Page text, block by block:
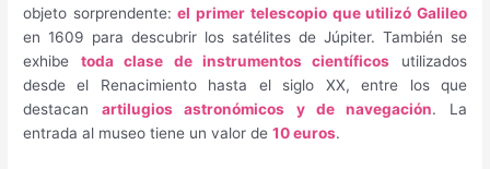
objeto sorprendente:el primer telescopio que utilizó Galileo
en 1609 para descubrir los satélites de Júpiter. También se
exhibe toda clase de instrumentos científicos utilizados
desde el Renacimiento hasta el siglo XX, entre los que
destacan artilugios astronómicos y de navegación. La
entrada al museo tiene un valor de10 euros.